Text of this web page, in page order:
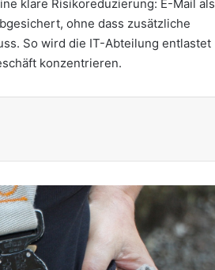
klare Risikoreduzierung: E-Mail als
ohne dass zusätzliche
So wird die IT-Abteilung entlastet
konzentrieren.